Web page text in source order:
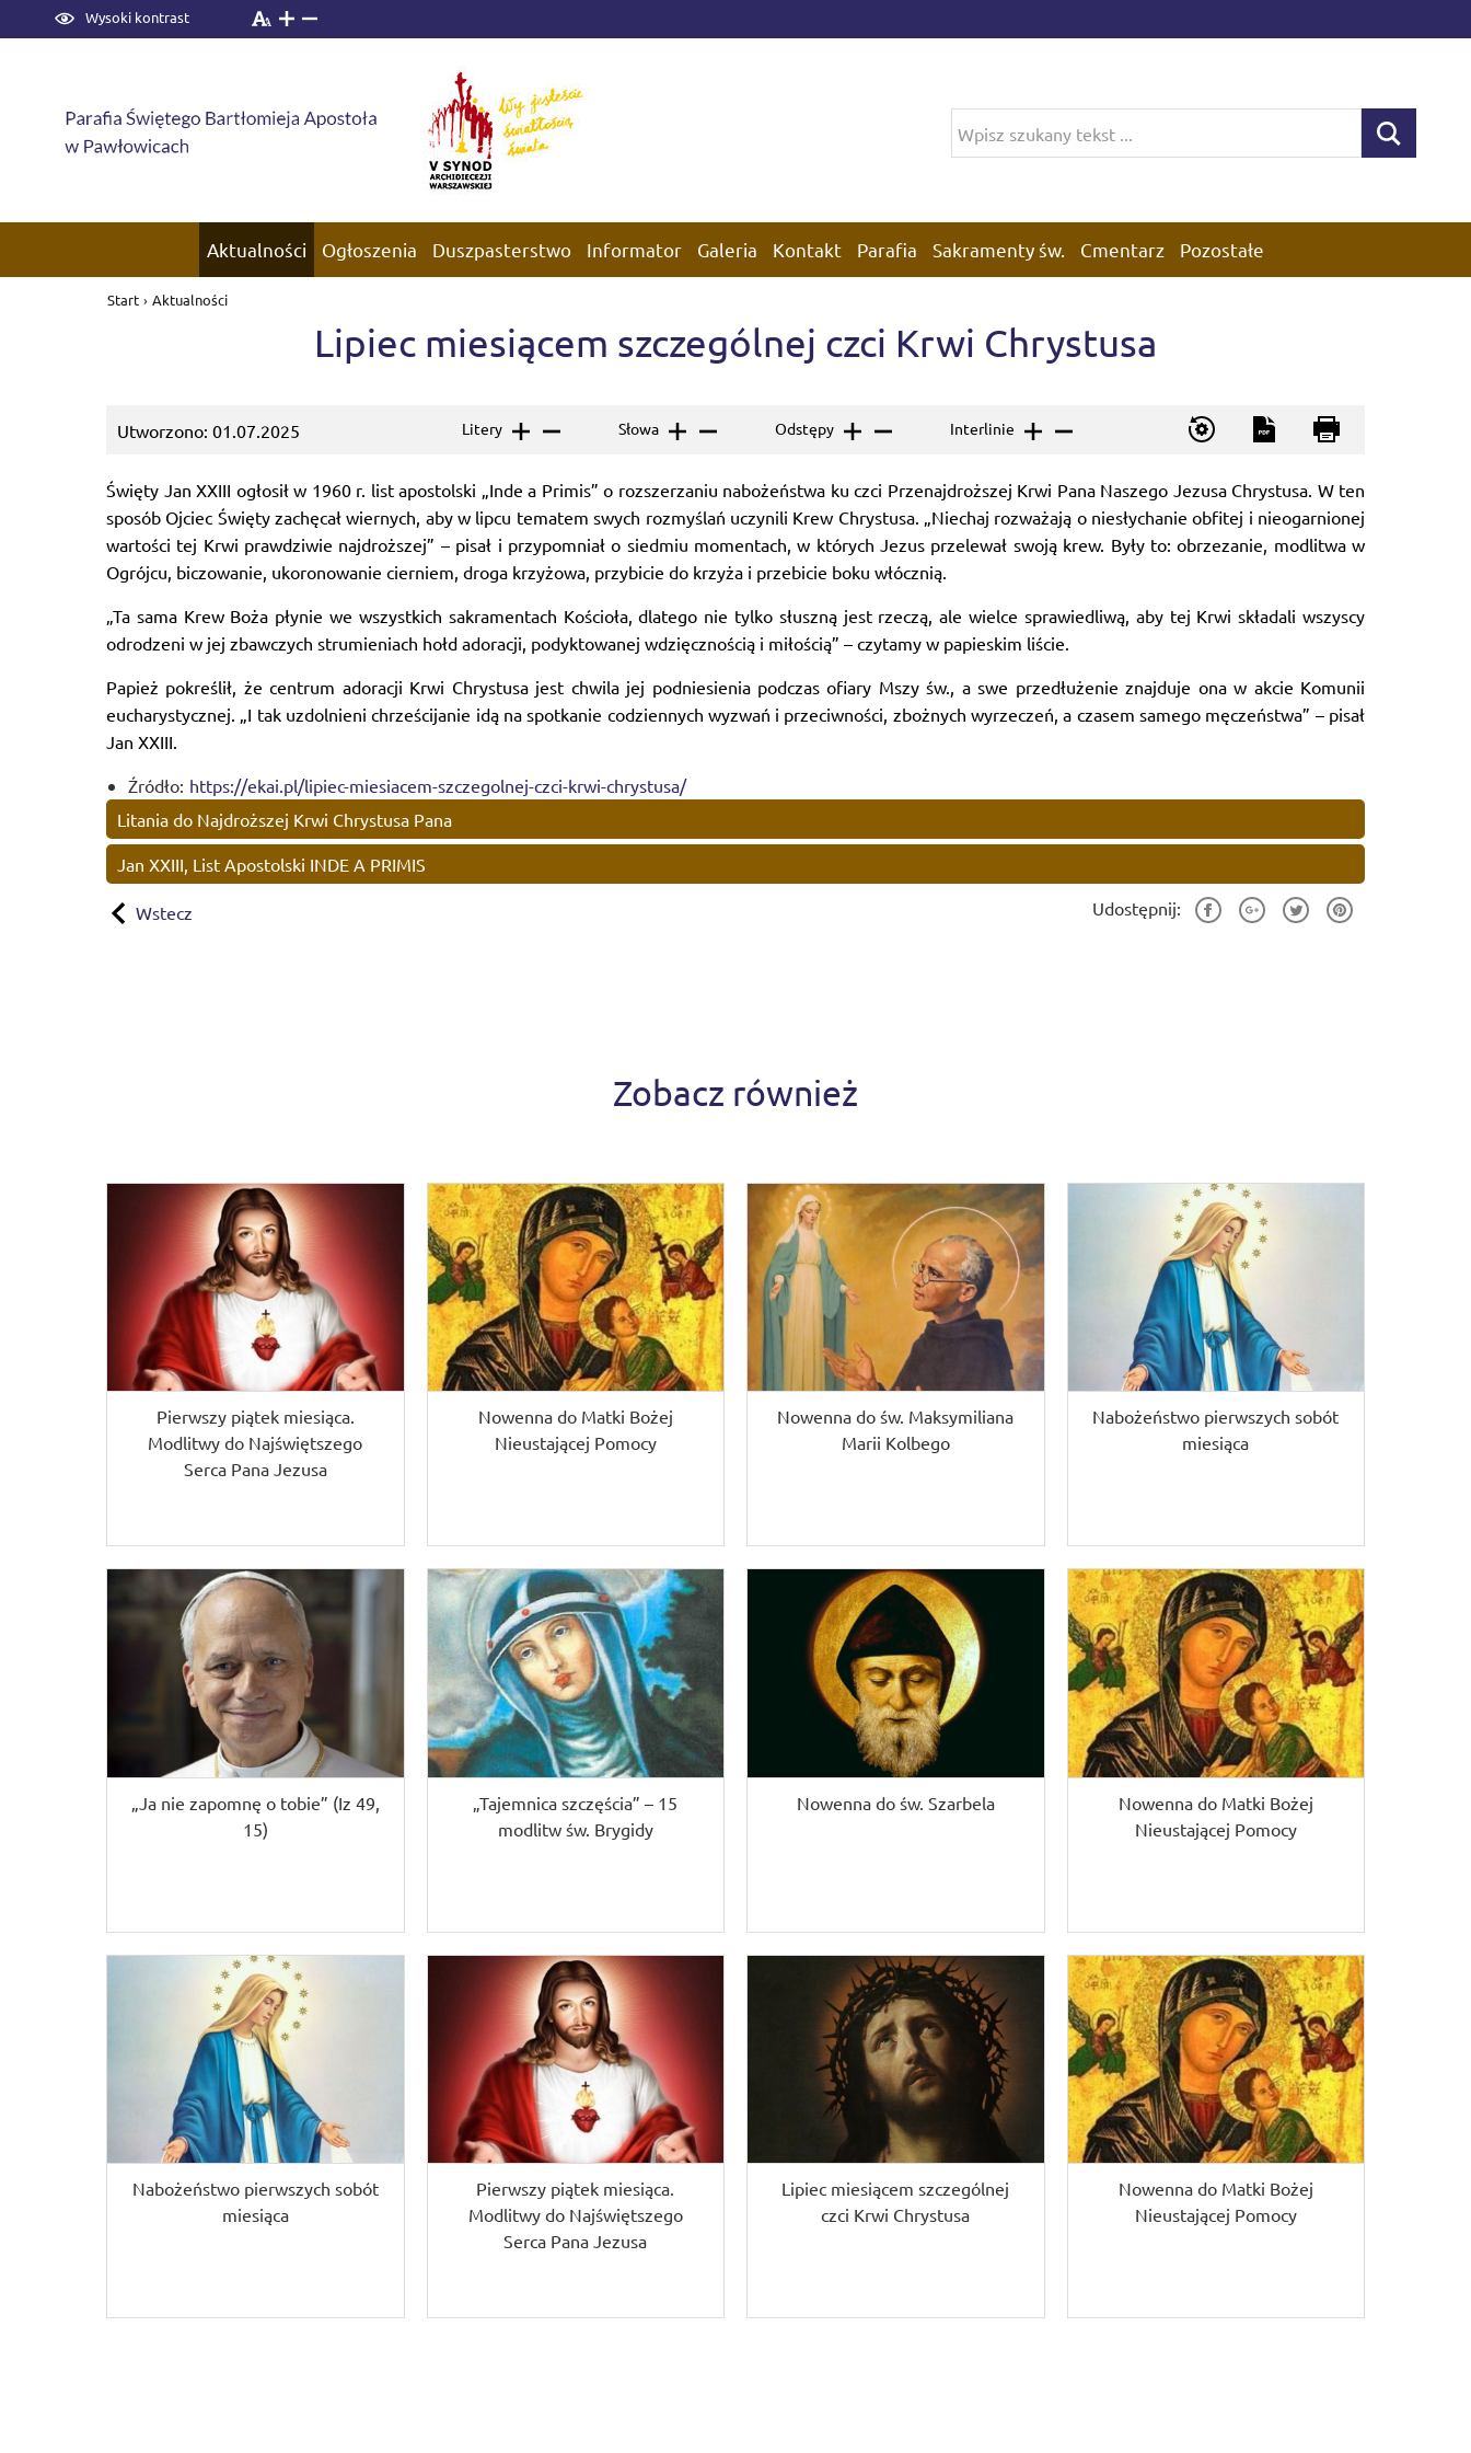
Wysoki kontrast
Aktualności Ogłoszenia Duszpasterstwo Informator Galeria Kontakt Parafia Sakramenty św. Cmentarz Pozostałe
Start › Aktualności
Lipiec miesiącem szczególnej czci Krwi Chrystusa
Utworzono: 01.07.2025 Litery Słowa Odstępy Interlinie
Święty Jan XXIII ogłosił w 1960 r. list apostolski „Inde a Primis” o rozszerzaniu nabożeństwa ku czci Przenajdroższej Krwi Pana Naszego Jezusa Chrystusa. W ten
sposób Ojciec Święty zachęcał wiernych, aby w lipcu tematem swych rozmyślań uczynili Krew Chrystusa. „Niechaj rozważają o niesłychanie obfitej i nieogarnionej
wartości tej Krwi prawdziwie najdroższej” – pisał i przypomniał o siedmiu momentach, w których Jezus przelewał swoją krew. Były to: obrzezanie, modlitwa w
Ogrójcu, biczowanie, ukoronowanie cierniem, droga krzyżowa, przybicie do krzyża i przebicie boku włócznią.
„Ta sama Krew Boża płynie we wszystkich sakramentach Kościoła, dlatego nie tylko słuszną jest rzeczą, ale wielce sprawiedliwą, aby tej Krwi składali wszyscy
odrodzeni w jej zbawczych strumieniach hołd adoracji, podyktowanej wdzięcznością i miłością” – czytamy w papieskim liście.
Papież pokreślił, że centrum adoracji Krwi Chrystusa jest chwila jej podniesienia podczas ofiary Mszy św., a swe przedłużenie znajduje ona w akcie Komunii
eucharystycznej. „I tak uzdolnieni chrześcijanie idą na spotkanie codziennych wyzwań i przeciwności, zbożnych wyrzeczeń, a czasem samego męczeństwa” – pisał
Jan XXIII.
Źródło: https://ekai.pl/lipiec-miesiacem-szczegolnej-czci-krwi-chrystusa/
Litania do Najdroższej Krwi Chrystusa Pana
Jan XXIII, List Apostolski INDE A PRIMIS
Wstecz Udostępnij:
Zobacz również
Pierwszy piątek miesiąca.
Modlitwy do Najświętszego
Serca Pana Jezusa
Nowenna do Matki Bożej
Nieustającej Pomocy
Nowenna do św. Maksymiliana
Marii Kolbego
Nabożeństwo pierwszych sobót
miesiąca
„Ja nie zapomnę o tobie” (Iz 49,
15)
„Tajemnica szczęścia” – 15
modlitw św. Brygidy
Nowenna do św. Szarbela
Nowenna do Matki Bożej
Nieustającej Pomocy
Nabożeństwo pierwszych sobót
miesiąca
Pierwszy piątek miesiąca.
Modlitwy do Najświętszego
Serca Pana Jezusa
Lipiec miesiącem szczególnej
czci Krwi Chrystusa
Nowenna do Matki Bożej
Nieustającej Pomocy